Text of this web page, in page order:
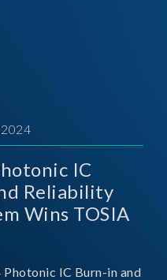
IC
Reliability
TOSIA
IC Burn-in and